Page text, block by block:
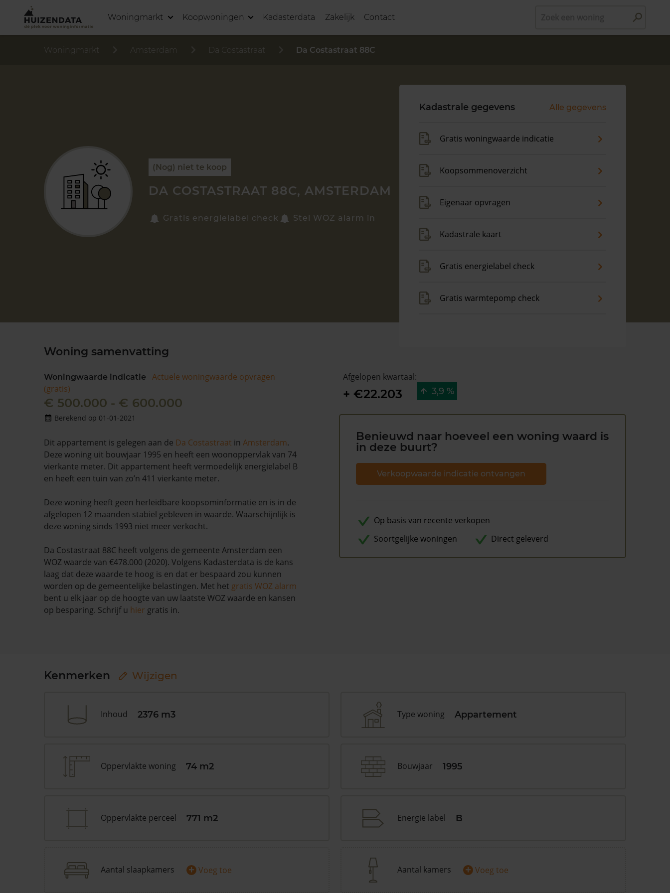
Woningmarkt Koopwoningen Kadasterdata Zakelijk Contact
Woningmarkt Amsterdam Da Costastraat Da Costastraat 88C
(Nog) niet te koop
DA COSTASTRAAT 88C, AMSTERDAM
Gratis energielabel check Stel WOZ alarm in
Kadastrale gegevens Alle gegevens
Gratis woningwaarde indicatie
Koopsommenoverzicht
Eigenaar opvragen
Kadastrale kaart
Gratis energielabel check
Gratis warmtepomp check
Woning samenvatting
Woningwaarde indicatie
Actuele woningwaarde opvragen
(gratis)
€ 500.000 - € 600.000
Berekend op 01-01-2021
Dit appartement is gelegen aan de Da Costastraat in Amsterdam.
Deze woning uit bouwjaar 1995 en heeft een woonoppervlak van 74
vierkante meter. Dit appartement heeft vermoedelijk energielabel B
en heeft een tuin van zo’n 411 vierkante meter.
Deze woning heeft geen herleidbare koopsominformatie en is in de
afgelopen 12 maanden stabiel gebleven in waarde. Waarschijnlijk is
deze woning sinds 1993 niet meer verkocht.
Da Costastraat 88C heeft volgens de gemeente Amsterdam een
WOZ waarde van €478.000 (2020). Volgens Kadasterdata is de kans
laag dat deze waarde te hoog is en dat er bespaard zou kunnen
worden op de gemeentelijke belastingen. Met het gratis WOZ alarm
bent u elk jaar op de hoogte van uw laatste WOZ waarde en kansen
op besparing. Schrijf u hier gratis in.
Afgelopen kwartaal:
+ €22.203 3,9 %
Benieuwd naar hoeveel een woning waard is
in deze buurt?
Verkoopwaarde indicatie ontvangen
Op basis van recente verkopen
Soortgelijke woningen
Direct geleverd
Kenmerken Wijzigen
Inhoud 2376 m3 Type woning Appartement
Oppervlakte woning 74 m2 Bouwjaar 1995
Oppervlakte perceel 771 m2 Energie label B
Aantal slaapkamers + Voeg toe Aantal kamers + Voeg toe